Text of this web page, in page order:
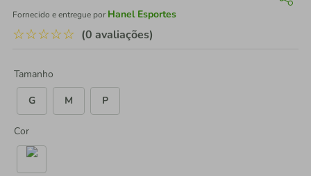
Fornecido e entregue por Hanel Esportes
☆☆☆☆☆ (0 avaliações)
Tamanho
G
M P
Cor